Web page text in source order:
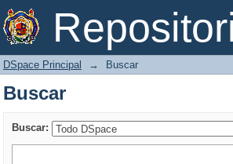
Buscar
DSpace Principal → Buscar
Buscar
Buscar: